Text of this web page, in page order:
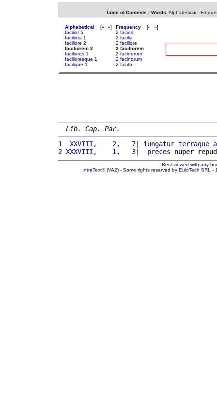
Table of Contents | Words: Alphabetical-
Alphabetical [« »]
facilior5
faciliora 1
faciliore 2
faciliorem 2
faciliores 1
facilioresque 1
facilique 1
Frequency [« »]
2 facies
2 facilia
2 faciliore
2 faciliorem
2 facinerum
2 facinorum
2 facito
Lib. Cap. Par.
1
XXVIII,    2,   7| iungatur terraque
2 XXXVIII,    1,   3| preces nuper
Best viewed with any
IntraText®(VA2) - Some rights reserved by EuloTech SRL -